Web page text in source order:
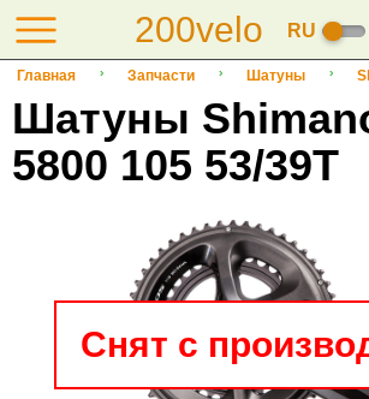
200velo RU
Главная Запчасти Шатуны
Шатуны
5800 105 53/39T
Снят с